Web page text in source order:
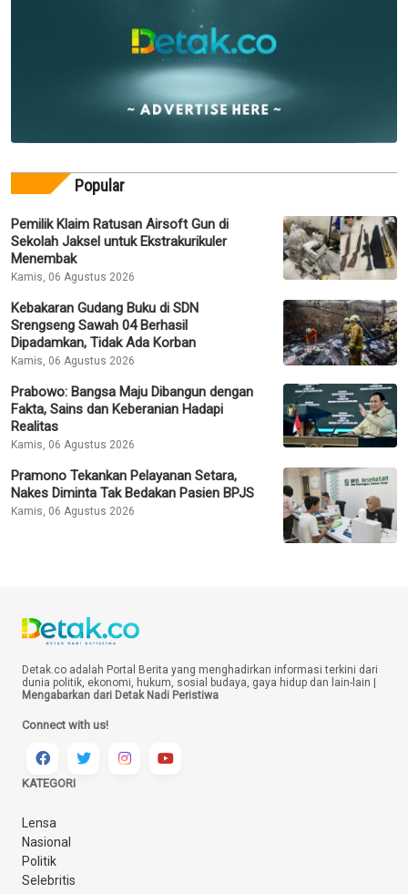
Popular
Pemilik Klaim Ratusan Airsoft Gun di
Sekolah Jaksel untuk Ekstrakurikuler
Menembak
Kamis, 06 Agustus 2026
Kebakaran Gudang Buku di SDN
Srengseng Sawah 04 Berhasil
Dipadamkan, Tidak Ada Korban
Kamis, 06 Agustus 2026
Prabowo: Bangsa Maju Dibangun dengan
Fakta, Sains dan Keberanian Hadapi
Realitas
Kamis, 06 Agustus 2026
Pramono Tekankan Pelayanan Setara,
Nakes Diminta Tak Bedakan Pasien BPJS
Kamis, 06 Agustus 2026
Detak.co adalah Portal Berita yang menghadirkan informasi terkini dari
dunia politik, ekonomi, hukum, sosial budaya, gaya hidup dan lain-lain |
Mengabarkan dari Detak Nadi Peristiwa
Connect with us!
KATEGORI
Lensa
Nasional
Politik
Selebritis